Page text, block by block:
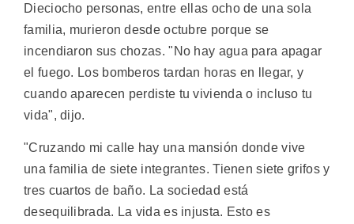
Dieciocho personas, entre ellas ocho de una sola
familia, murieron desde octubre porque se
incendiaron sus chozas. "No hay agua para apagar
el fuego. Los bomberos tardan horas en llegar, y
cuando aparecen perdiste tu vivienda o incluso tu
vida", dijo.
"Cruzando mi calle hay una mansión donde vive
una familia de siete integrantes. Tienen siete grifos y
tres cuartos de baño. La sociedad está
desequilibrada. La vida es injusta. Esto es